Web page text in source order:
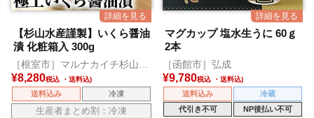
【杉山水産謹製】いくら醤油
漬 化粧箱入 300g
［根室市］マルナカイチ杉山水
産
¥8,280税込
送料込み 冷凍
生産者まとめ割：冷凍
マグカップ 塩水生うに 60ｇ
2本
［函館市］弘成
¥9,780税込
送料込み
冷蔵
代引き不可
NP後払い不可